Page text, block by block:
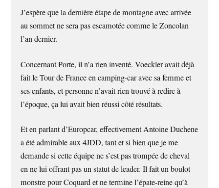
J’espère que la dernière étape de montagne avec arrivée
au sommet ne sera pas escamotée comme le Zoncolan
l’an dernier.
Concernant Porte, il n’a rien inventé. Voeckler avait déjà
fait le Tour de France en camping-car avec sa femme et
ses enfants, et personne n’avait rien trouvé à redire à
l’époque, ça lui avait bien réussi côté résultats.
Et en parlant d’Europcar, effectivement Antoine Duchene
a été admirable aux 4JDD, tant et si bien que je me
demande si cette équipe ne s’est pas trompée de cheval
en ne lui offrant pas un statut de leader. Il fait un boulot
monstre pour Coquard et ne termine l’épate-reine qu’à